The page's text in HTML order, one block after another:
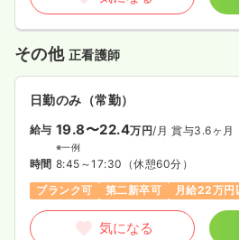
その他 正看護師
日勤のみ（常勤）
給与 19.8〜22.4万円/月 賞与3.6ヶ月
※一例
時間 8:45～17:30 （休憩60分）
ブランク可
第二新卒可 月給22万円
気になる